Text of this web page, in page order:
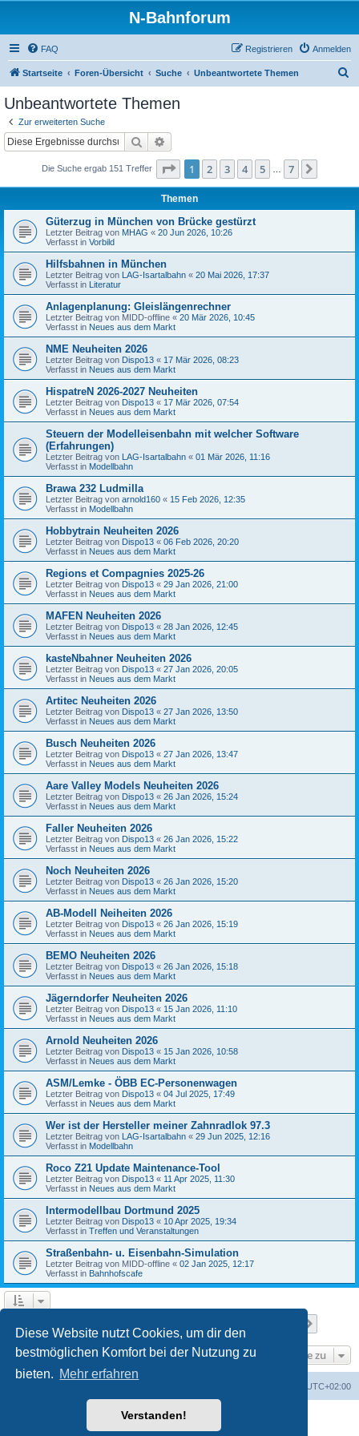
Diese Website nutzt Cookies, um dir den
bestmöglichen Komfort bei der Nutzung zu
bieten. Mehr erfahren
Verstanden!
N-Bahnforum
FAQ Anmelden
Registrieren
Startseite Foren-Übersicht Suche Unbeantwortete Themen
Unbeantwortete Themen
Zur erweiterten Suche
Suche
Die Suche ergab 151 Treffer Seite 1von
1 2 3 4 5 7
Themen
Güterzug in München von Brücke gestürzt
Letzter Beitrag von MHAG « 20 Jun 2026, 10:26
Verfasst in Vorbild
Hilfsbahnen in München
Letzter Beitrag von LAG-Isartalbahn « 20 Mai 2026, 17:37
Verfasst in Literatur
Anlagenplanung: Gleislängenrechner
Letzter Beitrag von MIDD-offline « 20 Mär 2026, 10:45
Verfasst in Neues aus dem Markt
NME Neuheiten 2026
Letzter Beitrag von Dispo13 « 17 Mär 2026, 08:23
Verfasst in Neues aus dem Markt
HispatreN 2026-2027 Neuheiten
Letzter Beitrag von Dispo13 « 17 Mär 2026, 07:54
Verfasst in Neues aus dem Markt
Steuern der Modelleisenbahn mit welcher Software
(Erfahrungen)
Letzter Beitrag von LAG-Isartalbahn « 01 Mär 2026, 11:16
Verfasst in Modellbahn
Brawa 232 Ludmilla
Letzter Beitrag von arnold160 « 15 Feb 2026, 12:35
Verfasst in Modellbahn
Hobbytrain Neuheiten 2026
Letzter Beitrag von Dispo13 « 06 Feb 2026, 20:20
Verfasst in Neues aus dem Markt
Regions et Compagnies 2025-26
Letzter Beitrag von Dispo13 « 29 Jan 2026, 21:00
Verfasst in Neues aus dem Markt
MAFEN Neuheiten 2026
Letzter Beitrag von Dispo13 « 28 Jan 2026, 12:45
Verfasst in Neues aus dem Markt
kasteNbahner Neuheiten 2026
Letzter Beitrag von Dispo13 « 27 Jan 2026, 20:05
Verfasst in Neues aus dem Markt
Artitec Neuheiten 2026
Letzter Beitrag von Dispo13 « 27 Jan 2026, 13:50
Verfasst in Neues aus dem Markt
Busch Neuheiten 2026
Letzter Beitrag von Dispo13 « 27 Jan 2026, 13:47
Verfasst in Neues aus dem Markt
Aare Valley Models Neuheiten 2026
Letzter Beitrag von Dispo13 « 26 Jan 2026, 15:24
Verfasst in Neues aus dem Markt
Faller Neuheiten 2026
Letzter Beitrag von Dispo13 « 26 Jan 2026, 15:22
Verfasst in Neues aus dem Markt
Noch Neuheiten 2026
Letzter Beitrag von Dispo13 « 26 Jan 2026, 15:20
Verfasst in Neues aus dem Markt
AB-Modell Neiheiten 2026
Letzter Beitrag von Dispo13 « 26 Jan 2026, 15:19
Verfasst in Neues aus dem Markt
BEMO Neuheiten 2026
Letzter Beitrag von Dispo13 « 26 Jan 2026, 15:18
Verfasst in Neues aus dem Markt
Jägerndorfer Neuheiten 2026
Letzter Beitrag von Dispo13 « 15 Jan 2026, 11:10
Verfasst in Neues aus dem Markt
Arnold Neuheiten 2026
Letzter Beitrag von Dispo13 « 15 Jan 2026, 10:58
Verfasst in Neues aus dem Markt
ASM/Lemke - ÖBB EC-Personenwagen
Letzter Beitrag von Dispo13 « 04 Jul 2025, 17:49
Verfasst in Neues aus dem Markt
Wer ist der Hersteller meiner Zahnradlok 97.3
Letzter Beitrag von LAG-Isartalbahn « 29 Jun 2025, 12:16
Verfasst in Modellbahn
Roco Z21 Update Maintenance-Tool
Letzter Beitrag von Dispo13 « 11 Apr 2025, 11:30
Verfasst in Neues aus dem Markt
Intermodellbau Dortmund 2025
Letzter Beitrag von Dispo13 « 10 Apr 2025, 19:34
Verfasst in Treffen und Veranstaltungen
Straßenbahn- u. Eisenbahn-Simulation
Letzter Beitrag von MIDD-offline « 02 Jan 2025, 12:17
Verfasst in Bahnhofscafe
Gehe zu
UTC+02:00
Powered byphpBB® Forum Software © phpBB Limited
phpBB.de